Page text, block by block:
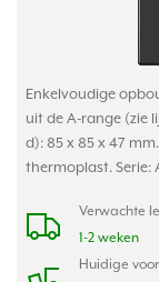
Enkelvoudige
uit de A-range (zie
d): 85 x 85 x 47
thermoplast. Serie:
Verwachte
1-2 weken
Huidige